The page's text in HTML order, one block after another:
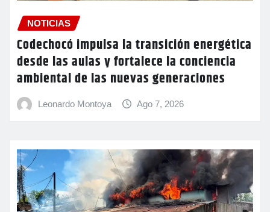
NOTICIAS
Codechocó impulsa la transición energética
desde las aulas y fortalece la conciencia
ambiental de las nuevas generaciones
Leonardo Montoya Ago 7, 2026